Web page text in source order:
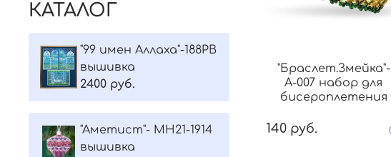
"Браслет.Змейка"-
А-007 набор для
бисероплетения
140 руб.
КАТАЛОГ
"99 имен Аллаха"-188РВ
вышивка
2400 руб.
"Aметист"- МH21-1914
вышивка